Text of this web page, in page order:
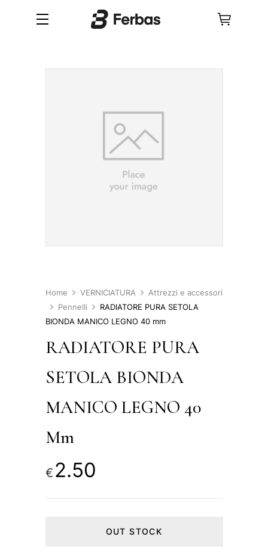
Home VERNICIATURA
Attrezzi e accessori
Pennelli
RADIATORE PURA SETOLA
BIONDA MANICO LEGNO 40 mm
RADIATORE PURA
SETOLA BIONDA
MANICO LEGNO 40
Mm
€ 2.50
OUT STOCK